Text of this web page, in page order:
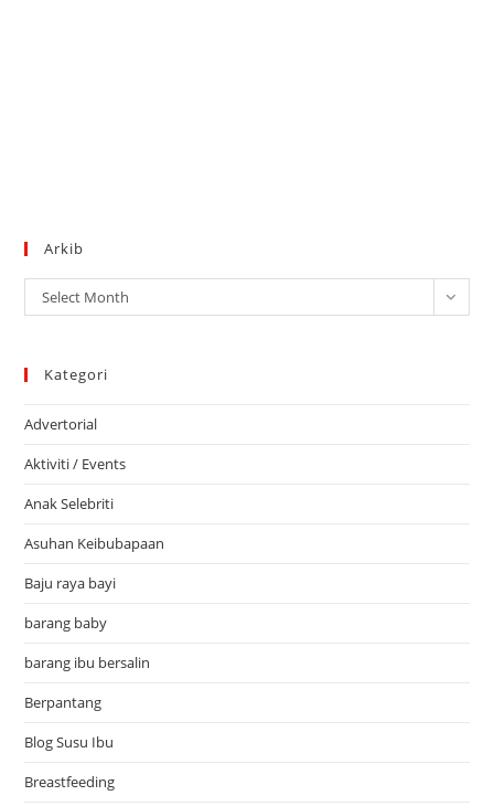
Arkib
Arkib
Select Month
Kategori
Advertorial
Aktiviti / Events
Anak Selebriti
Asuhan Keibubapaan
Baju raya bayi
barang baby
barang ibu bersalin
Berpantang
Blog Susu Ibu
Breastfeeding